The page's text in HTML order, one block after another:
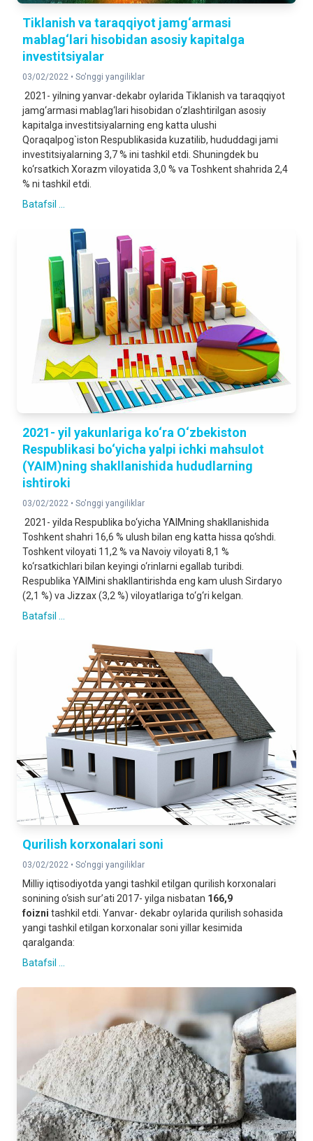
Tiklanish va taraqqiyot jamg‘armasi
mablag‘lari hisobidan asosiy kapitalga
investitsiyalar
03/02/2022 • So'nggi yangiliklar
2021- yilning yanvar-dekabr oylarida Tiklanish va taraqqiyot
jamg‘armasi mablag‘lari hisobidan o‘zlashtirilgan asosiy
kapitalga investitsiyalarning eng katta ulushi
Qoraqalpog`iston Respublikasida kuzatilib, hududdagi jami
investitsiyalarning 3,7 % ini tashkil etdi. Shuningdek bu
ko‘rsatkich Xorazm viloyatida 3,0 % va Toshkent shahrida 2,4
% ni tashkil etdi.
Batafsil ...
2021- yil yakunlariga ko‘ra O‘zbekiston
Respublikasi bo‘yicha yalpi ichki mahsulot
(YAIM)ning shakllanishida hududlarning
ishtiroki
03/02/2022 • So'nggi yangiliklar
2021- yilda Respublika bo‘yicha YAIMning shakllanishida
Toshkent shahri 16,6 % ulush bilan eng katta hissa qo‘shdi.
Toshkent viloyati 11,2 % va Navoiy viloyati 8,1 %
ko‘rsatkichlari bilan keyingi o‘rinlarni egallab turibdi.
Respublika YAIMini shakllantirishda eng kam ulush Sirdaryo
(2,1 %) va Jizzax (3,2 %) viloyatlariga to‘g‘ri kelgan.
Batafsil ...
Qurilish korxonalari soni
03/02/2022 • So'nggi yangiliklar
Milliy iqtisodiyotda yangi tashkil etilgan qurilish korxonalari
sonining o‘sish sur’ati 2017- yilga nisbatan 166,9
foizni tashkil etdi. Yanvar- dekabr oylarida qurilish sohasida
yangi tashkil etilgan korxonalar soni yillar kesimida
qaralganda:
Batafsil ...